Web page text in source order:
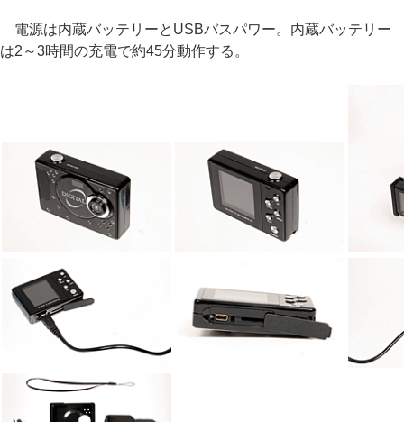
電源は内蔵バッテリーとUSBバスパワー。内蔵バッテリー
は2～3時間の充電で約45分動作する。